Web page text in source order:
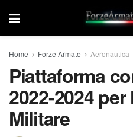
Home Forze Armate Aeronautica
Piattaforma
2022-2024
Militare